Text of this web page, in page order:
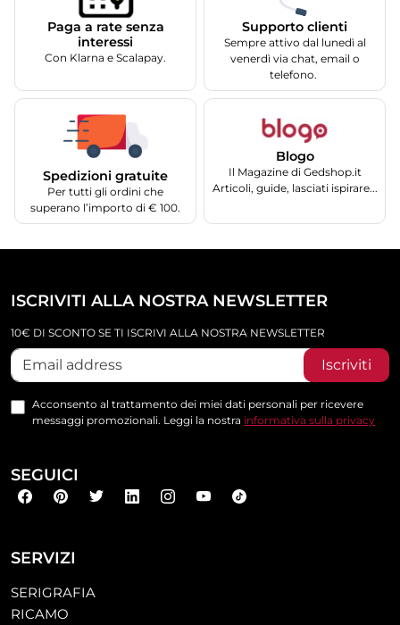
Paga a rate senza
interessi
Con Klarna e Scalapay.
Supporto clienti
Sempre attivo dal lunedì al
venerdì via chat, email o
telefono.
Spedizioni gratuite
Per tutti gli ordini che
superano l’importo di € 100.
Blogo
Il Magazine di Gedshop.it
Articoli, guide, lasciati ispirare...
SERVIZI
SERIGRAFIA
RICAMO
ISCRIVITI ALLA NOSTRA NEWSLETTER
10€ DI SCONTO SE TI ISCRIVI ALLA NOSTRA NEWSLETTER
Iscriviti
Acconsento al trattamento dei miei dati personali per ricevere
messaggi promozionali. Leggi la nostra informativa sulla privacy
SEGUICI